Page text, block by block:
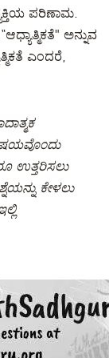
ಪರಿಣಾಮ.
ಅನ್ನುವ
ಎಂದರೆ,
ಉತ್ತರಿಸಲು
ಕೇಳಲು